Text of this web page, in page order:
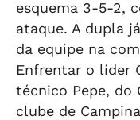
esquema 3-5-2,
ataque. A dupla
da equipe na
Enfrentar o líder
técnico Pepe, do
clube de